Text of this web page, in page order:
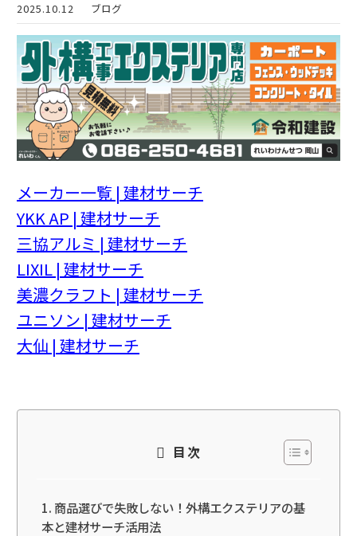
2025.10.12 ブログ
メーカー一覧 | 建材サーチ
YKK AP | 建材サーチ
三協アルミ | 建材サーチ
LIXIL | 建材サーチ
美濃クラフト | 建材サーチ
ユニソン | 建材サーチ
大仙 | 建材サーチ
目次
商品選びで失敗しない！外構エクステリアの基
本と建材サーチ活用法